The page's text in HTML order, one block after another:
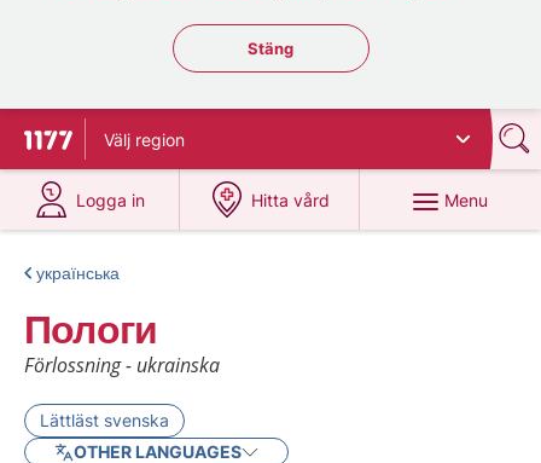
Stäng regionsväljaren
Stäng
To start page for 1177
Välj region
Logga in
at 1177.se
Hitta vård
at 1177.se
Menu
українська
Пологи
Förlossning - ukrainska
Lättläst svenska
OTHER LANGUAGES